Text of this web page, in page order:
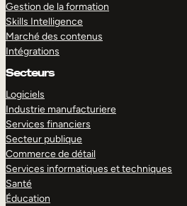
Gestion de la formation
Skills Intelligence
Marché des contenus
Intégrations
Secteurs
Logiciels
Industrie manufacturiere
Services financiers
Secteur publique
Commerce de détail
Services informatiques et techniques
Santé
Éducation